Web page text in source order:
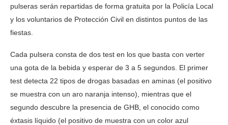
pulseras serán repartidas de forma gratuita por la Policía Local
y los voluntarios de Protección Civil en distintos puntos de las
fiestas.
Cada pulsera consta de dos test en los que basta con verter
una gota de la bebida y esperar de 3 a 5 segundos. El primer
test detecta 22 tipos de drogas basadas en aminas (el positivo
se muestra con un aro naranja intenso), mientras que el
segundo descubre la presencia de GHB, el conocido como
éxtasis líquido (el positivo de muestra con un color azul